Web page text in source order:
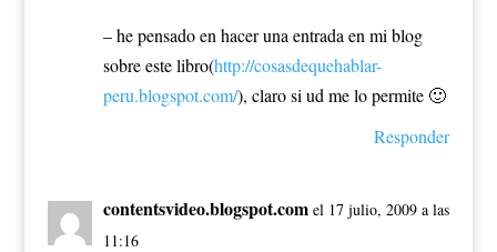
– he pensado en hacer una entrada en mi blog
sobre este libro(http://cosasdequehablar-
peru.blogspot.com/), claro si ud me lo permite 🙂
Responder
contentsvideo.blogspot.com el 17 julio, 2009 a las
11:16